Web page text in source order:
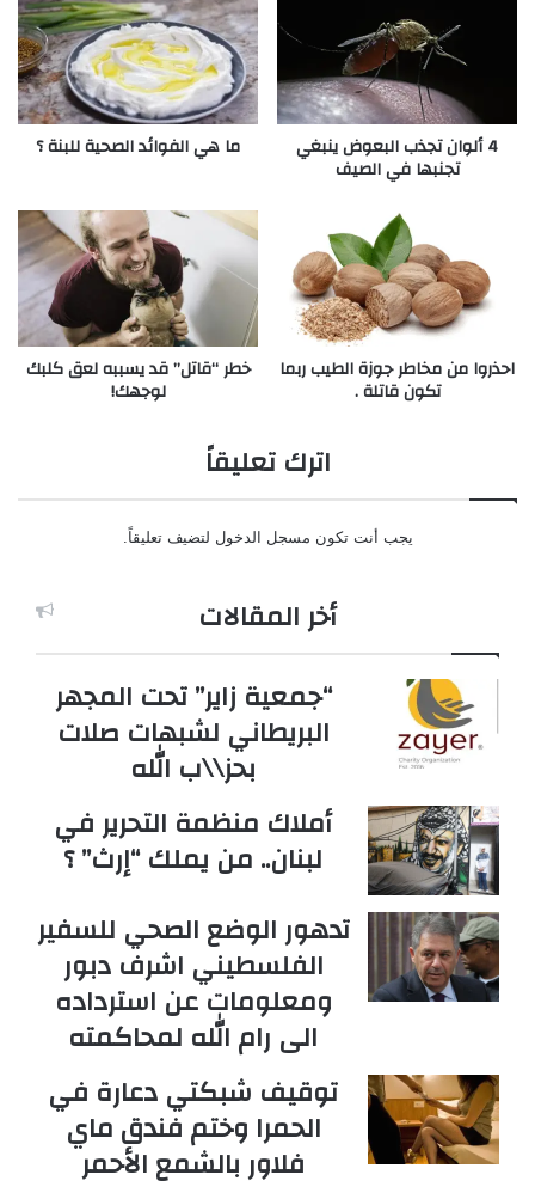
4 ألوان تجذب البعوض ينبغي
تجنبها في الصيف
ما هي الفوائد الصحية للبنة ؟
احذروا من مخاطر جوزة الطيب ربما
تكون قاتلة .
خطر “قاتل” قد يسببه لعق كلبك
لوجهك!
اترك تعليقاً
يجب أنت تكون مسجل الدخول لتضيف تعليقاً.
أخر المقالات
“جمعية زاير” تحت المجهر
البريطاني لشبهات صلات
بحز\\ب الله
أملاك منظمة التحرير في
لبنان.. من يملك “إرث” ؟
تدهور الوضع الصحي للسفير
الفلسطيني اشرف دبور
ومعلومات عن استرداده
الى رام الله لمحاكمته
توقيف شبكتي دعارة في
الحمرا وختم فندق ماي
فلاور بالشمع الأحمر